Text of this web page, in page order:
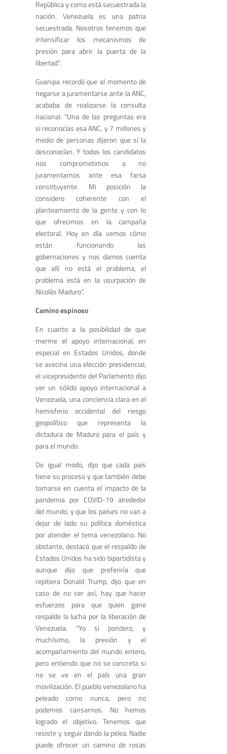
República y como está secuestrada la
nación. Venezuela es una patria
secuestrada. Nosotros tenemos que
intensificar los mecanismos de
presión para abrir la puerta de la
libertad”.
Guanipa recordó que al momento de
negarse a juramentarse ante la ANC,
acababa de realizarse la consulta
nacional. “Una de las preguntas era
si reconocías esa ANC, y 7 millones y
medio de personas dijeron que sí la
desconocían. Y todos los candidatos
nos comprometimos a no
juramentarnos ante esa farsa
constituyente. Mi posición la
considero coherente con el
planteamiento de la gente y con lo
que ofrecimos en la campaña
electoral. Hoy en día vemos cómo
están funcionando las
gobernaciones y nos damos cuenta
que allí no está el problema, el
problema está en la usurpación de
Nicolás Maduro”.
Camino espinoso
En cuanto a la posibilidad de que
merme el apoyo internacional, en
especial en Estados Unidos, donde
se avecina una elección presidencial,
el vicepresidente del Parlamento dijo
ver un sólido apoyo internacional a
Venezuela, una conciencia clara en el
hemisferio occidental del riesgo
geopolítico que representa la
dictadura de Maduro para el país y
para el mundo.
De igual modo, dijo que cada país
tiene su proceso y que también debe
tomarse en cuenta el impacto de la
pandemia por COVID-19 alrededor
del mundo, y que los países no van a
dejar de lado su política doméstica
por atender el tema venezolano. No
obstante, destacó que el respaldo de
Estados Unidos ha sido bipartidista y
aunque dijo que preferiría que
repitiera Donald Trump, dijo que en
caso de no ser así, hay que hacer
esfuerzos para que quien gane
respalde la lucha por la liberación de
Venezuela. “Yo si pondero, y
muchísimo, la presión y el
acompañamiento del mundo entero,
pero entiendo que no se concreta si
no se ve en el país una gran
movilización. El pueblo venezolano ha
peleado como nunca, pero no
podemos cansarnos. No hemos
logrado el objetivo. Tenemos que
resistir y seguir dando la pelea. Nadie
puede ofrecer un camino de rosas